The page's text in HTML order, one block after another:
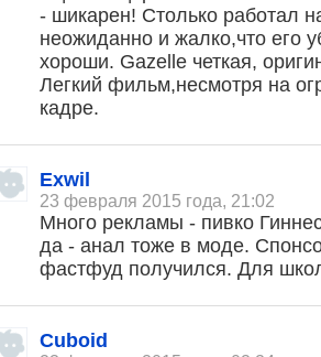
- шикарен! Столько работал
неожиданно и жалко,что его
хороши. Gazelle четкая,
Легкий фильм,несмотря на
кадре.
Exwil
23 февраля 2015 года, 21:02
Много рекламы - пивко
да - анал тоже в моде.
фастфуд получился. Для
Cuboid